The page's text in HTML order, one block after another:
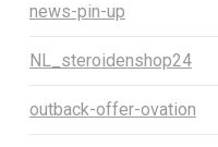
news-pin-up
NL_steroidenshop24
outback-offer-ovation